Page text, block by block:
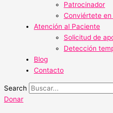
Patrocinador
Conviértete
Atención al Paciente
Solicitud de
Detección
Blog
Contacto
Search
Donar